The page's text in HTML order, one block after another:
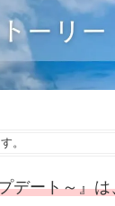
。
デート～』